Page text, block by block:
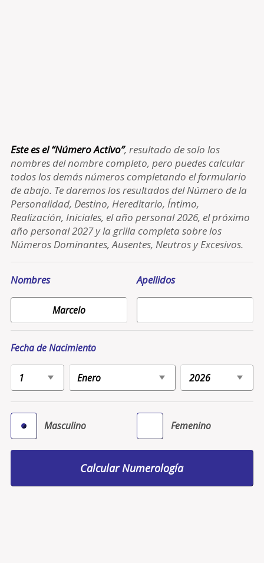
Este es el “Número Activo”, resultado de solo los
nombres del nombre completo, pero puedes calcular
todos los demás números completando el formulario
de abajo. Te daremos los resultados del Número de la
Personalidad, Destino, Hereditario, Íntimo,
Realización, Iniciales, el año personal 2026, el próximo
año personal 2027 y la grilla completa sobre los
Números Dominantes, Ausentes, Neutros y Excesivos.
Nombres Apellidos
Fecha de Nacimiento
Masculino Femenino